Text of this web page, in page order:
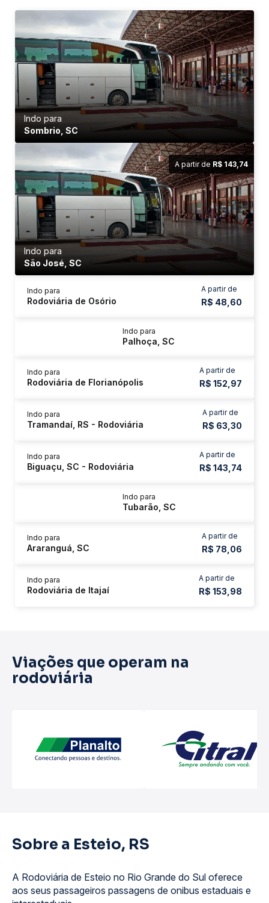
Indo para
Sombrio, SC
A partir de R$ 143,74
Indo para
São José, SC
A partir de
R$ 48,60
Indo para
Rodoviária de Osório
Indo para
Palhoça, SC
A partir de
R$ 152,97
Indo para
Rodoviária de Florianópolis
A partir de
R$ 63,30
Indo para
Tramandaí, RS - Rodoviária
A partir de
R$ 143,74
Indo para
Biguaçu, SC - Rodoviária
Indo para
Tubarão, SC
A partir de
R$ 78,06
Indo para
Araranguá, SC
A partir de
R$ 153,98
Indo para
Rodoviária de Itajaí
Viações que operam na
rodoviária
Sobre a Esteio, RS
A Rodoviária de Esteio no Rio Grande do Sul oferece
aos seus passageiros passagens de onibus estaduais e